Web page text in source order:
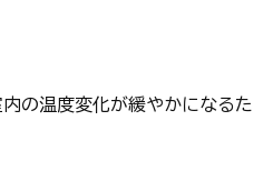
内の温度変化が緩やかになるた